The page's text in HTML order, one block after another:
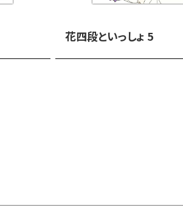
花四段といっしょ 5